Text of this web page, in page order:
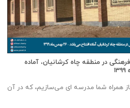
ياوری فرهنگی در منطقه چاه کرشانیان، آماده
همراه شما مدرسه ای می‌سازیم، که در آن